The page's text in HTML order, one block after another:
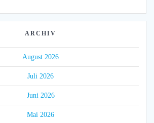
ARCHIV
August 2026
Juli 2026
Juni 2026
Mai 2026